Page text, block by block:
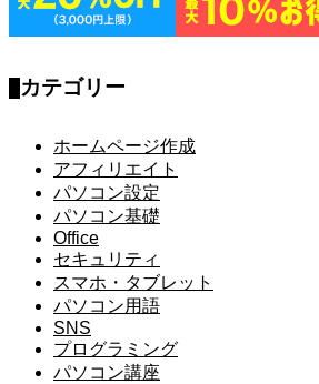
カテゴリー
ホームページ作成
アフィリエイト
パソコン設定
パソコン基礎
Office
セキュリティ
スマホ・タブレット
パソコン用語
SNS
プログラミング
パソコン講座